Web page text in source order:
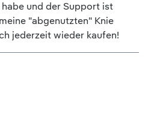
und der Support ist
"abgenutzten" Knie
jederzeit wieder kaufen!